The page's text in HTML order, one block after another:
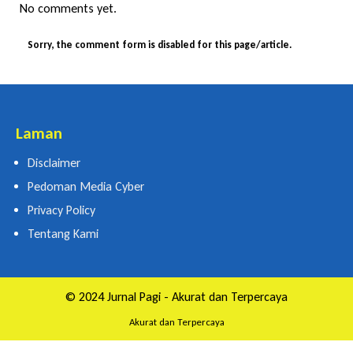
No comments yet.
Sorry, the comment form is disabled for this page/article.
Laman
Disclaimer
Pedoman Media Cyber
Privacy Policy
Tentang Kami
© 2024 Jurnal Pagi - Akurat dan Terpercaya
Akurat dan Terpercaya